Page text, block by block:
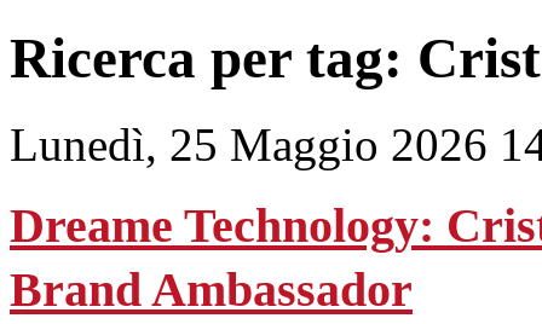
Ricerca per tag:
Lunedì, 25 Maggio 2026
Dreame Technology:
Brand Ambassador